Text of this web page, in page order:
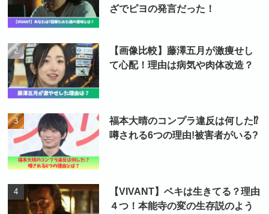
ざでピヨの発言だった！
【画像比較】藤澤五月が激痩せし
て心配！理由は病気や肉体改造？
福本大晴のコンプラ違反は何した⁉
噂される6つの理由!被害者がいる?
【VIVANT】ベキは生きてる？理由
４つ！本能寺の変の生存説のよう